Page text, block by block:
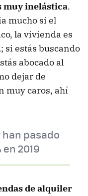
muy inelástica.
mucho si el
la vivienda es
si estás buscando
abocado al
dejar de
muy caros, ahí
pasado
en 2019
de alquiler